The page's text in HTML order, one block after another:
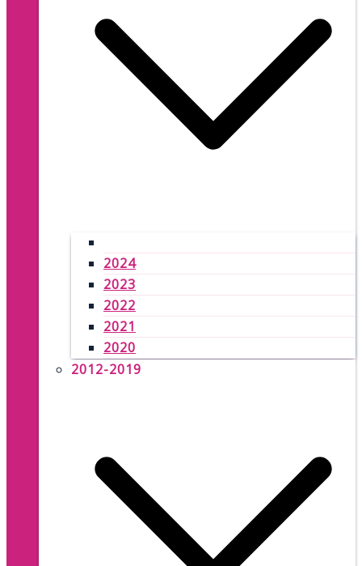
2024
2023
2022
2021
2020
2012-2019